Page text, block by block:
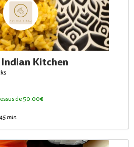
Kitchen
de 50.00€
min